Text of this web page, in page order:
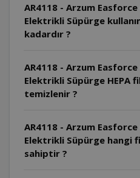
AR4118 - Arzum
Elektrikli Süpürge
kadardır ?
AR4118 - Arzum
Elektrikli Süpürge HEPA
temizlenir ?
AR4118 - Arzum
Elektrikli Süpürge hangi
sahiptir ?